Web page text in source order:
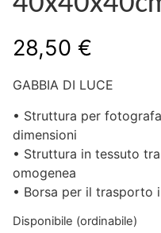
28,50 €
GABBIA DI LUCE
• Struttura per
dimensioni
• Struttura in tessuto
omogenea
• Borsa per il trasporto
Disponibile (ordinabile)